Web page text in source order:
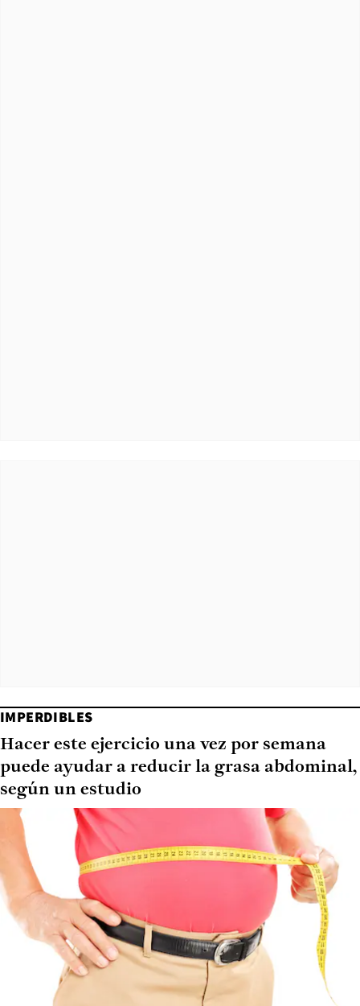
IMPERDIBLES
Hacer este ejercicio una vez por semana
puede ayudar a reducir la grasa abdominal,
según un estudio